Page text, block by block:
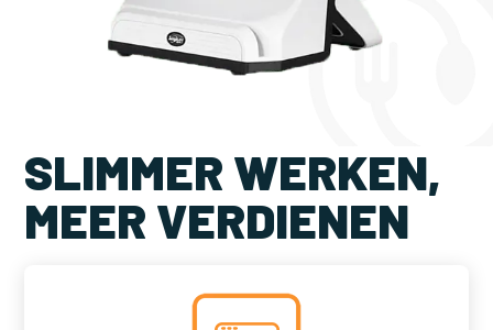
SLIMMER WERKEN,
MEER VERDIENEN